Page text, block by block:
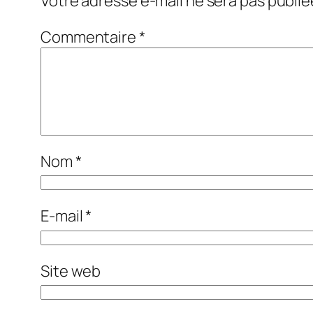
Commentaire*
Nom*
E-mail*
Site web